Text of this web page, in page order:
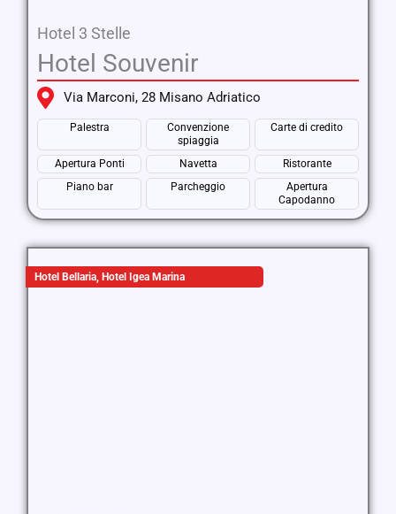
Hotel 3 Stelle
Hotel Souvenir
Via Marconi, 28 Misano Adriatico
Palestra
Convenzione
spiaggia
Carte di credito
Apertura Ponti Navetta
Ristorante
Piano bar
Parcheggio
Apertura
Capodanno
Hotel Bellaria, Hotel Igea Marina